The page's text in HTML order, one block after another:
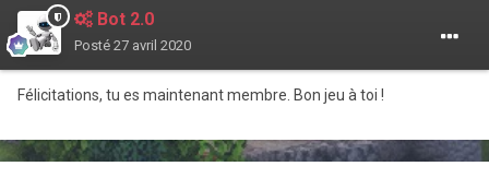
Bot 2.0
Posté 27 avril 2020
Félicitations, tu es maintenant membre. Bon jeu à toi !